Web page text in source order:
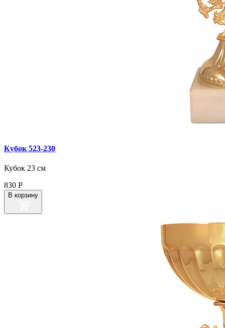
Кубок 523‑230
Кубок 23 см
830 Р
В корзину